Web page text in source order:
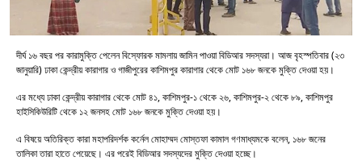
দীর্ঘ ১৬ বছর পর কারামুক্তি পেলেন বিস্ফোরক মামলায় জামিন পাওয়া বিডিআর সদস্যরা। আজ বৃহস্পতিবার (২৩
জানুয়ারি) ঢাকা কেন্দ্রীয় কারাগার ও গাজীপুরের কাশিমপুর কারাগার থেকে মোট ১৬৮ জনকে মুক্তি দেওয়া হয়।
এর মধ্যে ঢাকা কেন্দ্রীয় কারাগার থেকে মোট ৪১, কাশিমপুর-১ থেকে ২৬, কাশিমপুর-২ থেকে ৮৯, কাশিমপুর
হাইসিকিউরিটি থেকে ১২ জনসহ মোট ১৬৮ জনকে মুক্তি দেওয়া হয়।
এ বিষয়ে অতিরিক্ত কারা মহাপরিদর্শক কর্নেল মোহাম্মদ মোস্তফা কামাল গণমাধ্যমকে বলেন, ১৬৮ জনের
তালিকা তারা হাতে পেয়েছে। এর পরেই বিডিআর সদস্যদের মুক্তি দেওয়া হচ্ছে।